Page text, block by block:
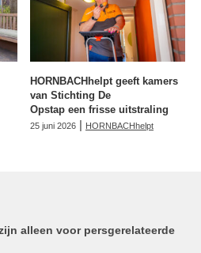
HORNBACHhelpt geeft kamers
van Stichting De
Opstap een frisse uitstraling
25 juni 2026 | HORNBACHhelpt
alleen voor persgerelateerde